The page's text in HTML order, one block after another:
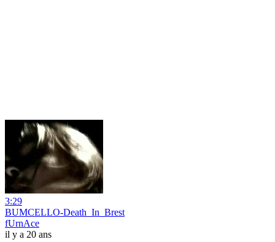
3:29
BUMCELLO-Death_In_Brest
fUrnAce
il y a 20 ans